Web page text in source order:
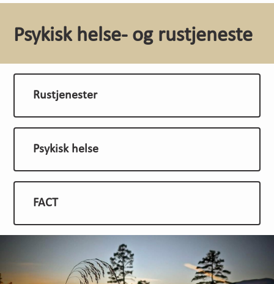
Psykisk helse- og rustjeneste
Rustjenester
Psykisk helse
FACT